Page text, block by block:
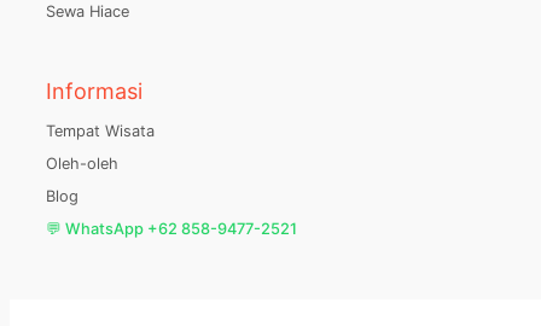
Sewa Hiace
Informasi
Tempat Wisata
Oleh-oleh
Blog
💬 WhatsApp +62 858-9477-2521